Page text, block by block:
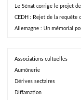
Le Sénat corrige le projet
CEDH : Rejet de la requête
Allemagne : Un mémorial
Associations cultuelles
Aumônerie
Dérives sectaires
Diffamation